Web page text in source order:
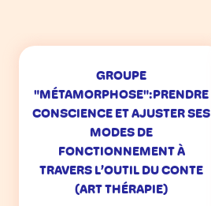
GROUPE
"MÉTAMORPHOSE":PRENDRE
CONSCIENCE ET AJUSTER SES
MODES DE
FONCTIONNEMENT À
TRAVERS L’OUTIL DU CONTE
(ART THÉRAPIE)